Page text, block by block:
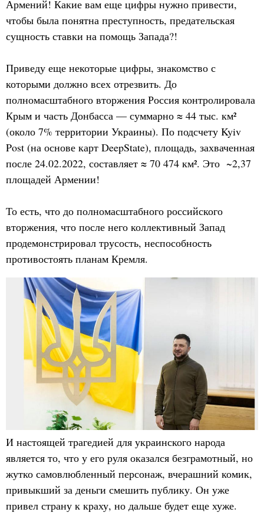
Армений! Какие вам еще цифры нужно привести,
чтобы была понятна преступность, предательская
сущность ставки на помощь Запада?!
Приведу еще некоторые цифры, знакомство с
которыми должно всех отрезвить. До
полномасштабного вторжения Россия контролировала
Крым и часть Донбасса — суммарно ≈ 44 тыс. км²
(около 7% территории Украины). По подсчету Kyiv
Post (на основе карт DeepState), площадь, захваченная
после 24.02.2022, составляет ≈ 70 474 км². Это ~2,37
площадей Армении!
То есть, что до полномасштабного российского
вторжения, что после него коллективный Запад
продемонстрировал трусость, неспособность
противостоять планам Кремля.
И настоящей трагедией для украинского народа
является то, что у его руля оказался безграмотный, но
жутко самовлюбленный персонаж, вчерашний комик,
привыкший за деньги смешить публику. Он уже
привел страну к краху, но дальше будет еще хуже.